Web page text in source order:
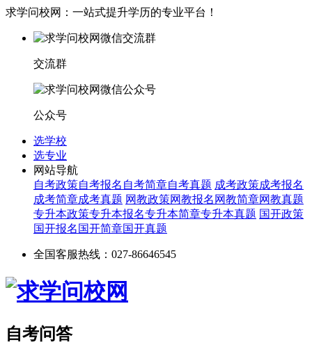
求学问校网：一站式提升学历的专业平台！
交流群
公众号
选学校
选专业
网站导航
自考政策自考报名 自考简章自考真题 成考政策成考报名
成考简章成考真题 网教政策网教报名 网教简章网教真题
专升本政策专升本报名专升本简章专升本真题 国开政策
国开报名 国开简章国开真题
全国客服热线：027-86646545
自考问答